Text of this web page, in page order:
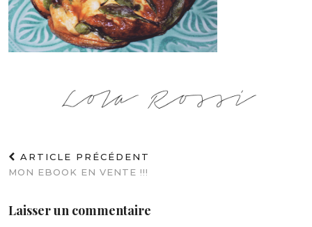
ARTICLE PRÉCÉDENT
MON EBOOK EN VENTE !!!
Laisser un commentaire